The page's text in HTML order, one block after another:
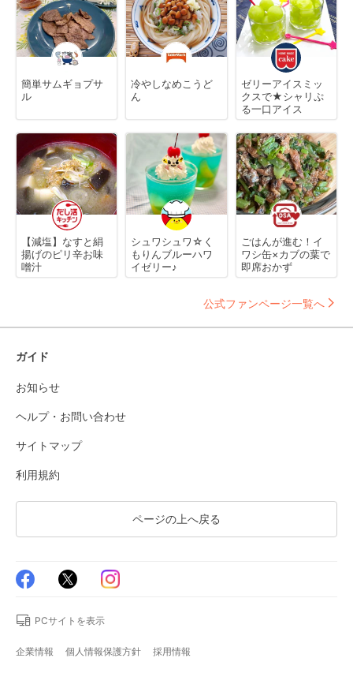
簡単サムギョプサ
ル
冷やしなめこうど
ん
ゼリーアイスミッ
クスで★シャリぷ
る一口アイス
【減塩】なすと絹
揚げのピリ辛お味
噌汁
シュワシュワ☆く
もりんブルーハワ
イゼリー♪
ごはんが進む！イ
ワシ缶×カブの葉で
即席おかず
公式ファンページ一覧へ
ガイド
お知らせ
ヘルプ・お問い合わせ
サイトマップ
利用規約
ページの上へ戻る
PCサイトを表示
企業情報 個人情報保護方針 採用情報